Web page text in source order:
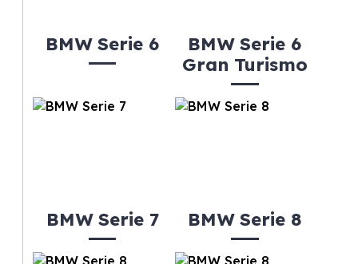
BMW Serie 6
BMW Serie 6
Gran Turismo
BMW Serie 7 BMW Serie 8